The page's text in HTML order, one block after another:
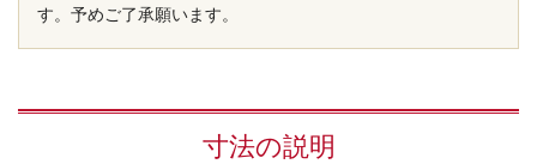
す。予めご了承願います。
寸法の説明